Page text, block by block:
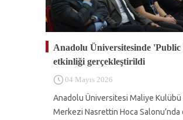
Anadolu Üniversitesinde
etkinliği gerçekleştirildi
04 Mayıs 2026
Anadolu Üniversitesi Maliye Kulübü
Merkezi Nasrettin Hoca